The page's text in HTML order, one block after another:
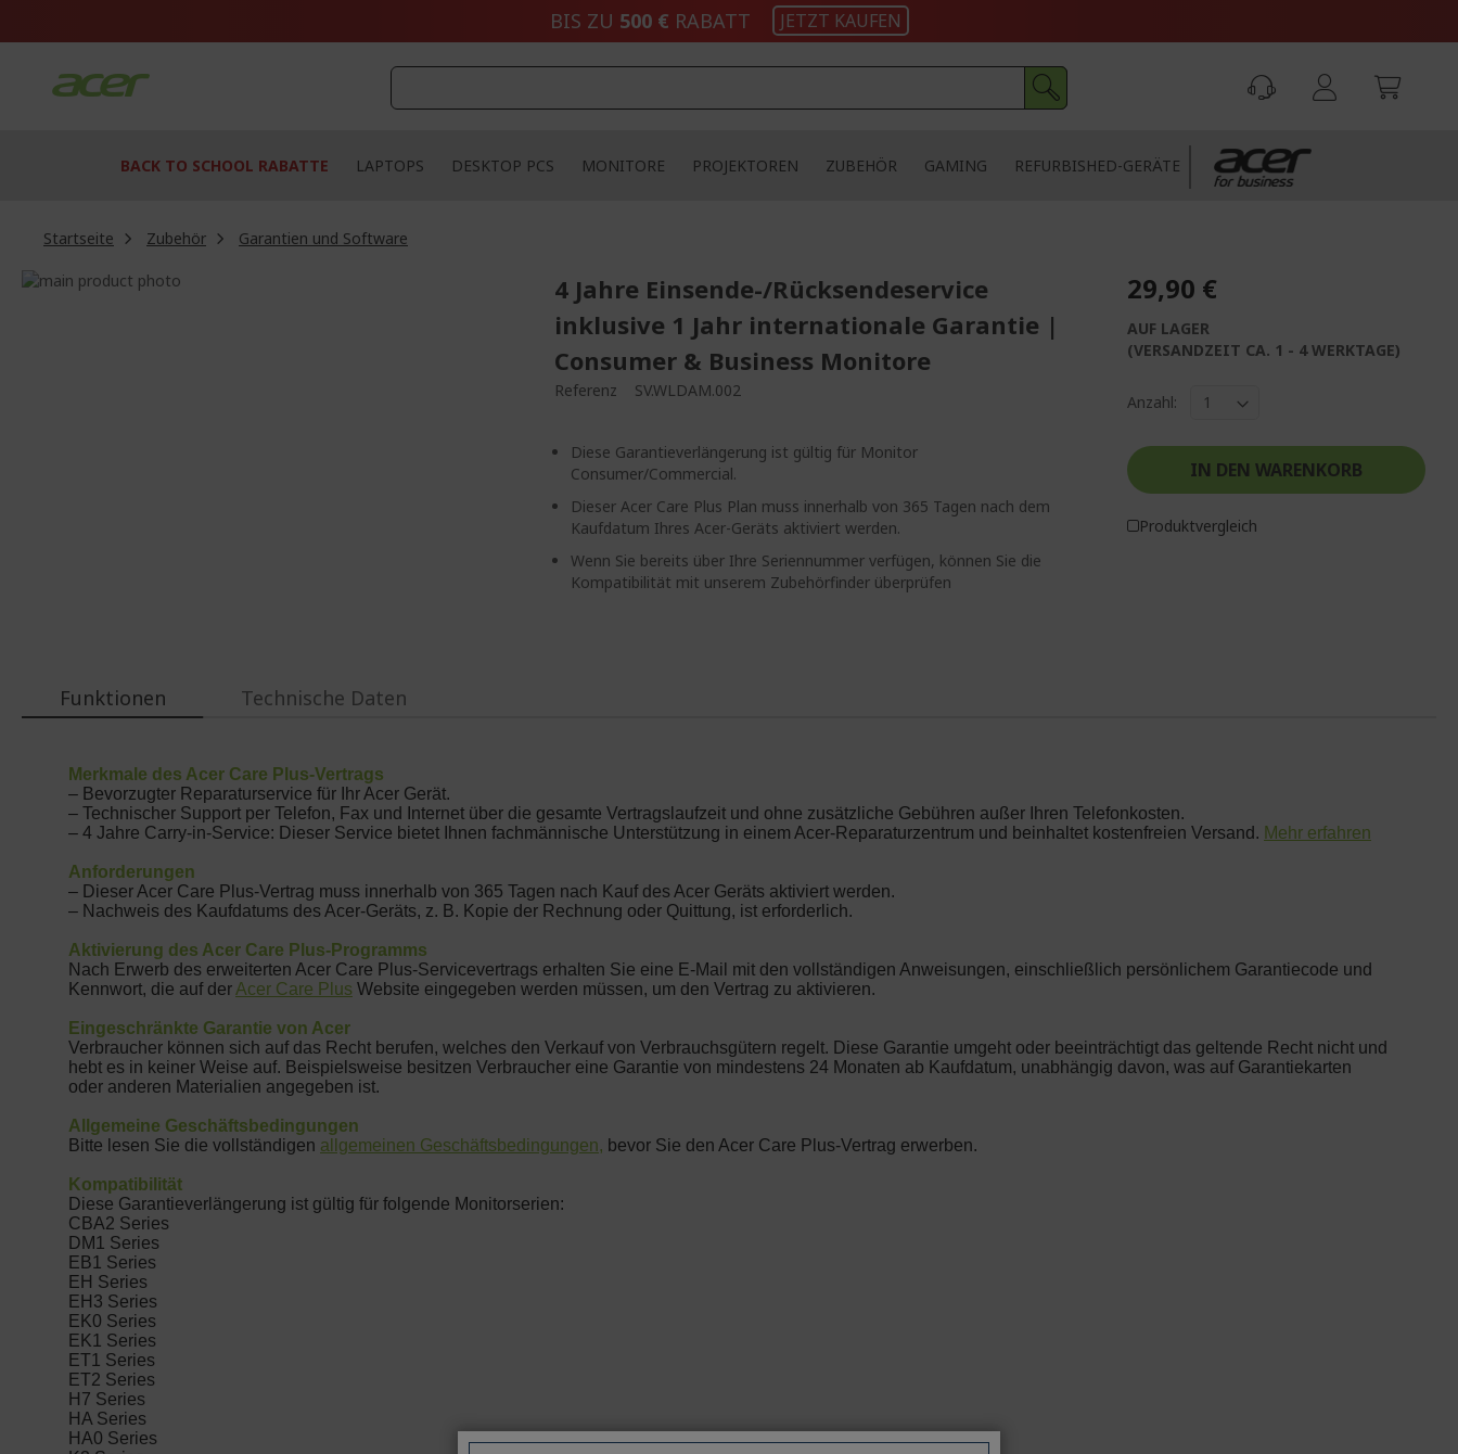
BIS ZU 500 € RABATT JETZT KAUFEN
BACK TO SCHOOL RABATTE LAPTOPS DESKTOP PCS MONITORE PROJEKTOREN ZUBEHÖR GAMING REFURBISHED-GERÄTE
Startseite Zubehör
Garantien und Software
Zum
4 Jahre Einsende-/Rücksendeservice
inklusive 1 Jahr internationale Garantie |
Consumer & Business Monitore
Referenz SV.WLDAM.002
Diese Garantieverlängerung ist gültig für Monitor
Consumer/Commercial.
Dieser Acer Care Plus Plan muss innerhalb von 365 Tagen nach dem
Kaufdatum Ihres Acer-Geräts aktiviert werden.
Wenn Sie bereits über Ihre Seriennummer verfügen, können Sie die
Kompatibilität mit unserem Zubehörfinder überprüfen
29,90 €
AUF LAGER
(VERSANDZEIT CA. 1 - 4 WERKTAGE)
Anzahl:
IN DEN WARENKORB
Produktvergleich
Funktionen Technische Daten